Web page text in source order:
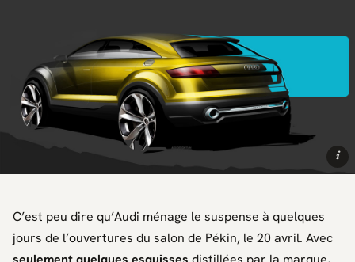
i
C’est peu dire qu’Audi ménage le suspense à quelques
jours de l’ouvertures du salon de Pékin, le 20 avril. Avec